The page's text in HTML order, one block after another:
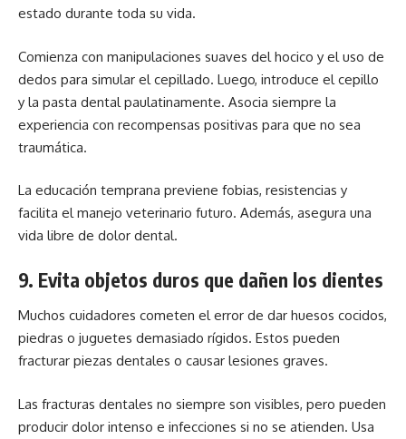
estado durante toda su vida.
Comienza con manipulaciones suaves del hocico y el uso de
dedos para simular el cepillado. Luego, introduce el cepillo
y la pasta dental paulatinamente. Asocia siempre la
experiencia con recompensas positivas para que no sea
traumática.
La educación temprana previene fobias, resistencias y
facilita el manejo veterinario futuro. Además, asegura una
vida libre de dolor dental.
9. Evita objetos duros que dañen los dientes
Muchos cuidadores cometen el error de dar huesos cocidos,
piedras o juguetes demasiado rígidos. Estos pueden
fracturar piezas dentales o causar lesiones graves.
Las fracturas dentales no siempre son visibles, pero pueden
producir dolor intenso e infecciones si no se atienden. Usa